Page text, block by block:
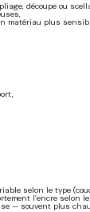
découpe ou
matériau plus
selon le type
l’encre selon
— souvent plus